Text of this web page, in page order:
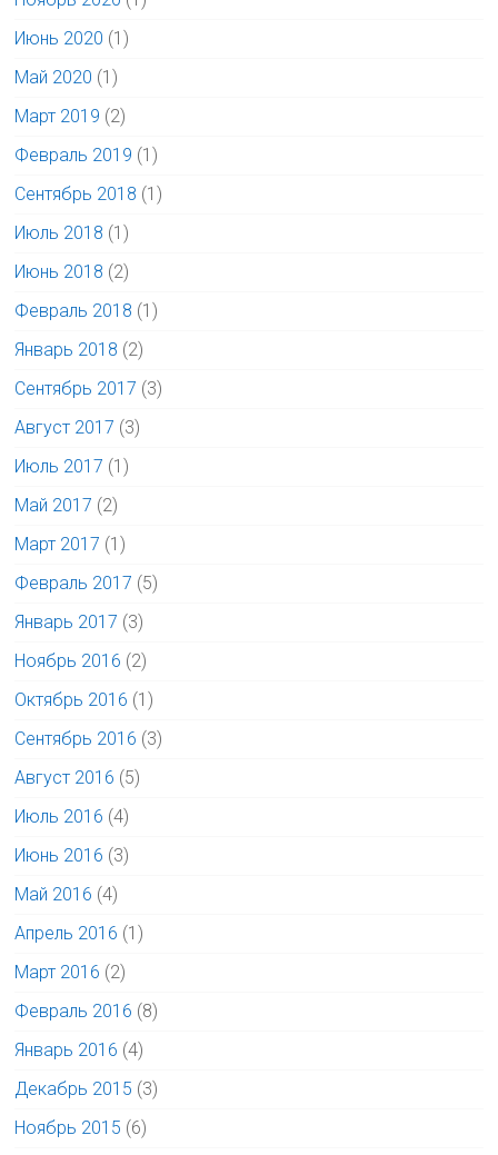
Июнь 2020 (1)
Май 2020 (1)
Март 2019 (2)
Февраль 2019 (1)
Сентябрь 2018 (1)
Июль 2018 (1)
Июнь 2018 (2)
Февраль 2018 (1)
Январь 2018 (2)
Сентябрь 2017 (3)
Август 2017 (3)
Июль 2017 (1)
Май 2017 (2)
Март 2017 (1)
Февраль 2017 (5)
Январь 2017 (3)
Ноябрь 2016 (2)
Октябрь 2016 (1)
Сентябрь 2016 (3)
Август 2016 (5)
Июль 2016 (4)
Июнь 2016 (3)
Май 2016 (4)
Апрель 2016 (1)
Март 2016 (2)
Февраль 2016 (8)
Январь 2016 (4)
Декабрь 2015 (3)
Ноябрь 2015 (6)